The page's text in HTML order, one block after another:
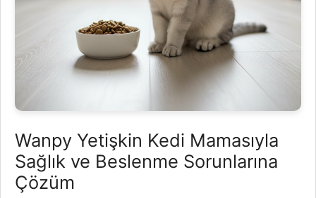
Wanpy Yetişkin Kedi Mamasıyla
Sağlık ve Beslenme Sorunlarına
Çözüm